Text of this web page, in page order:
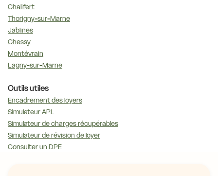
Chalifert
Thorigny-sur-Marne
Jablines
Chessy
Montévrain
Lagny-sur-Marne
Outils utiles
Encadrement des loyers
Simulateur APL
Simulateur de charges récupérables
Simulateur de révision de loyer
Consulter un DPE